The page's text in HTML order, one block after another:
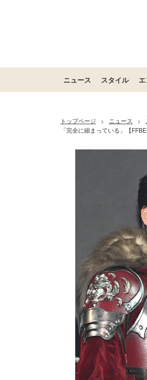
ニュース スタイル
トップページ > ニュース >
「完全に縮まっている」【